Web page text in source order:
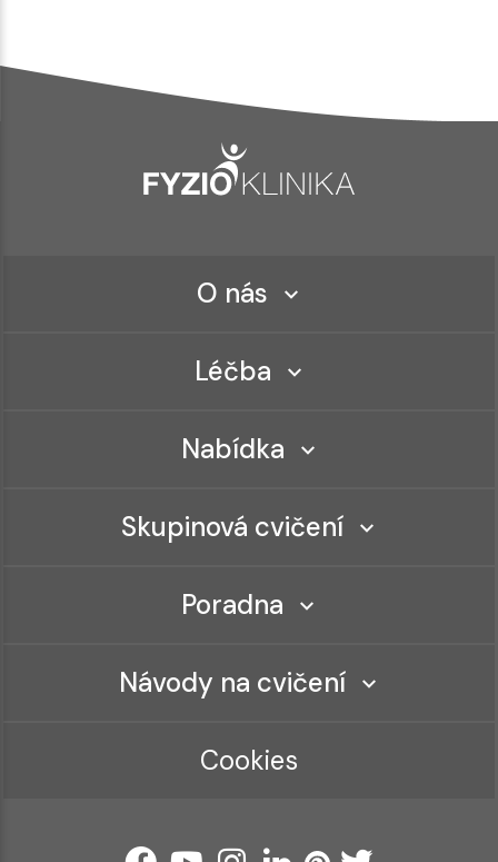
O nás
Léčba
Nabídka
Skupinová cvičení
Poradna
Návody na cvičení
Cookies